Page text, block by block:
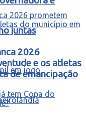
juntas
2026
e os atletas
de emancipação